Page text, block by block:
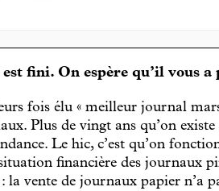
fini. On espère qu’il vous a
fois élu « meilleur journal
Plus de vingt ans qu’on existe
Le hic, c’est qu’on
financière des journaux
vente de journaux papier n’a